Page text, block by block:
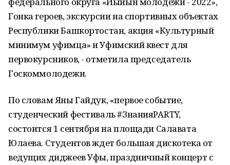
Гонка героев, экскурсии на спортивных объектах
Республики Башкортостан, акция «Культурный
минимум уфимца» и Уфимский квест для
первокурсников, - отметила председатель
Госкоммолодежи.
По словам Яны Гайдук, «первое событие,
студенческий фестиваль #ЗнанияPARTY,
состоится 1 сентября на площади Салавата
Юлаева. Студентов ждет большая дискотека от
ведущих диджеев Уфы, праздничный концерт с